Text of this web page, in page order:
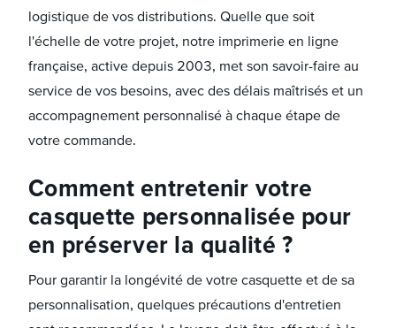
logistique de vos distributions. Quelle que soit
l'échelle de votre projet, notre imprimerie en ligne
française, active depuis 2003, met son savoir-faire au
service de vos besoins, avec des délais maîtrisés et un
accompagnement personnalisé à chaque étape de
votre commande.
Comment entretenir votre
casquette personnalisée pour
en préserver la qualité ?
Pour garantir la longévité de votre casquette et de sa
personnalisation, quelques précautions d'entretien